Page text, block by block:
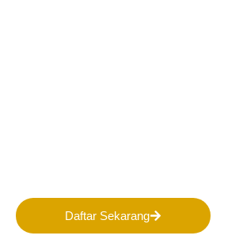
Daftar Sekarang